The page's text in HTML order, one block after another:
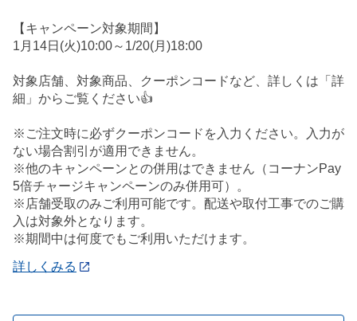
【キャンペーン対象期間】
1月14日(火)10:00～1/20(月)18:00
対象店舗、対象商品、クーポンコードなど、詳しくは「詳
細」からご覧ください👍
※ご注文時に必ずクーポンコードを入力ください。入力が
ない場合割引が適用できません。
※他のキャンペーンとの併用はできません（コーナンPay
5倍チャージキャンペーンのみ併用可）。
※店舗受取のみご利用可能です。配送や取付工事でのご購
入は対象外となります。
※期間中は何度でもご利用いただけます。
詳しくみる